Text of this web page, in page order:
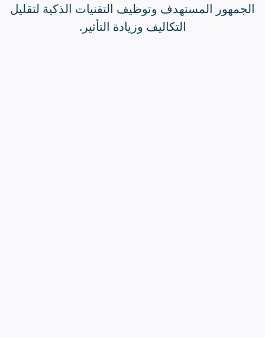
الجمهور المستهدف وتوظيف التقنيات الذكية لتقليل
التكاليف وزيادة التأثير.